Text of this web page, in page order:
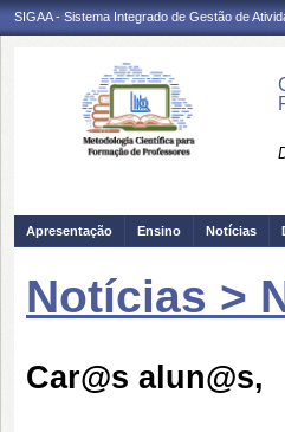
SIGAA - Sistema Integrado de Gestão de
Apresentação Ensino Notícias
Notícias >
Car@s alun@s,